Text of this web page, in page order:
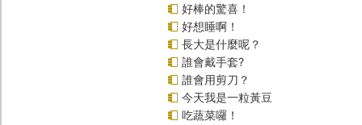
好棒的驚喜！
好想睡啊！
長大是什麼呢？
誰會戴手套?
誰會用剪刀？
今天我是一粒黃豆
吃蔬菜囉！